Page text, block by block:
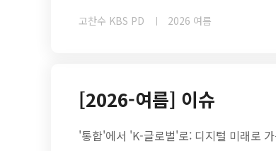
고찬수 KBS PD 2026 여름
[2026-여름] 이슈
'통합'에서 'K-글로벌'로: 디지털 미래로